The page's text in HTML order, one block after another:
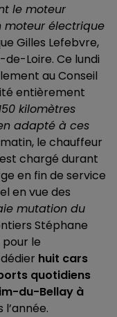
le moteur
électrique
Gilles Lefebvre,
Loire. Ce lundi
au Conseil
entièrement
kilomètres
adapté à ces
le chauffeur
chargé durant
en fin de service
en vue des
mutation du
Stéphane
pour le
huit cars
quotidiens
du-Bellay à